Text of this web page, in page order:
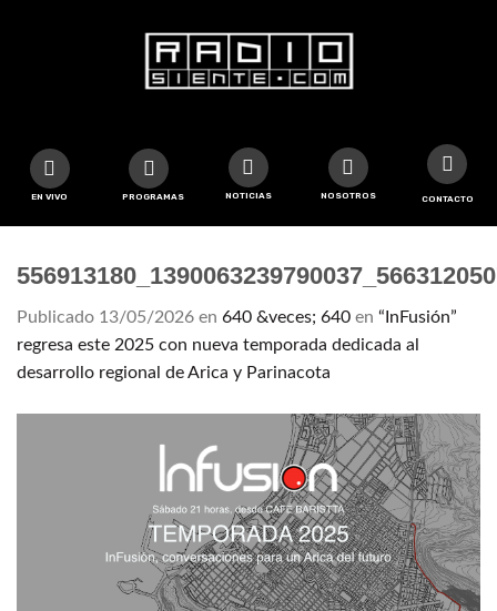
EN VIVO PROGRAMAS NOTICIAS NOSOTROS CONTACTO
Publicado 13/05/2026 en 640 &veces; 640 en “InFusión”
regresa este 2025 con nueva temporada dedicada al
desarrollo regional de Arica y Parinacota